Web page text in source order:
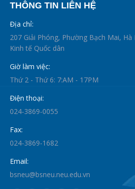
THÔNG TIN LIÊN HỆ
Địa chỉ:
207 Giải Phóng, Phường Bạch Mai,
Kinh tế Quốc dân
Giờ làm việc:
Thứ 2 - Thứ 6: 7:AM - 17PM
Điện thoại:
024-3869-0055
Fax:
024-3869-1682
Email:
bsneu@bsneu.neu.edu.vn